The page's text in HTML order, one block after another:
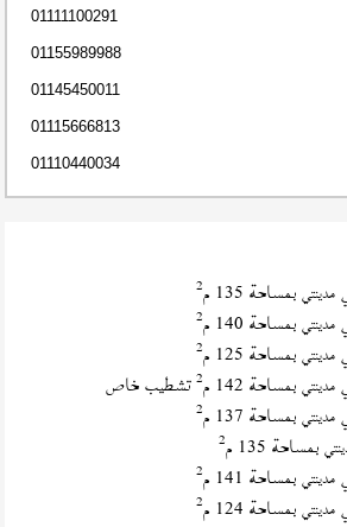
01111100291
01155989988
01145450011
01115666813
01110440034
مدينتي بمساحة 135 م 2
مدينتي بمساحة 140 م 2
مدينتي بمساحة 125 م 2
مدينتي بمساحة 142 م 2تشطيب خاص
مدينتي بمساحة 137 م 2
بمساحة 135 م 2
مدينتي بمساحة 141 م 2
مدينتي بمساحة 124 م 2